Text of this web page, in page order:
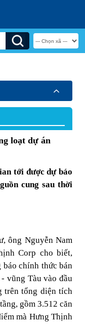
loạt dự án
tới được dự báo
cung sau thời
ông Nguyễn Nam
Corp cho biết,
báo chính thức bán
vũng Tàu vào đầu
trên tổng diện tích
gồm 3.512 căn
mà Hưng Thịnh